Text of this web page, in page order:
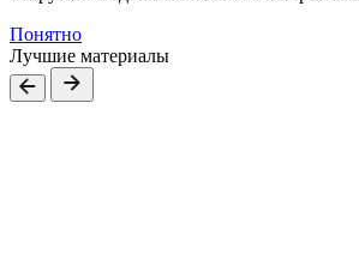
Понятно
Лучшие материалы